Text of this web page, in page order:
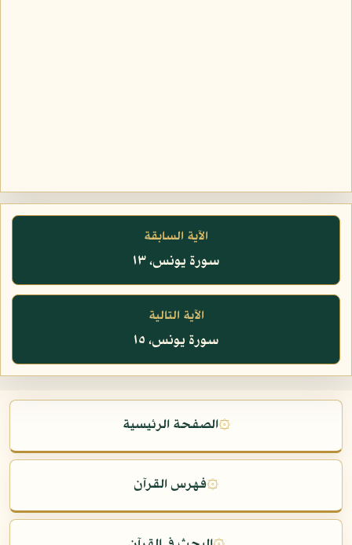
الآية السابقة
سورة يونس، ١٣
الآية التالية
سورة يونس، ١٥
۞الصفحة الرئيسية
۞فهرس القرآن